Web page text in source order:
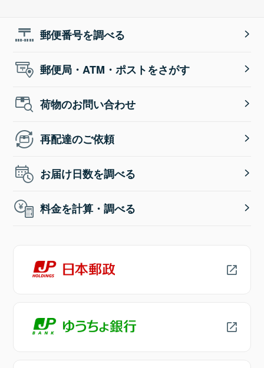
郵便番号を調べる
郵便局・ATM・ポストをさがす
荷物のお問い合わせ
再配達のご依頼
お届け日数を調べる
料金を計算・調べる